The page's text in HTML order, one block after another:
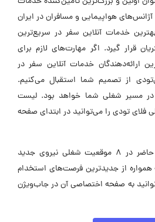
هواپیمایی و مسافران در ایران
خدمات آنلاین سفر در سریع‌ترین
قرار گیرد. اگر مهارت‌های لازم برای
ارائه‌دهندگان خدمات آنلاین سفر در
از تصمیم شما استقبال می‌کنیم.
در مسیر شغلی شما خواهد بود. لیست
تودی را می‌توانید در ابتدای صفحه
فلای تودی در حال حاضر در ۸ موقعیت شغلی نیروی جدید
همواره از جدیدترین فرصت‌های استخدام
به صفحه اختصاصی آن در جاب‌ویژن